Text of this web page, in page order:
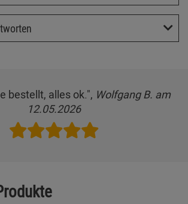
bestellt, alles ok.", Wolfgang B. am
12.05.2026